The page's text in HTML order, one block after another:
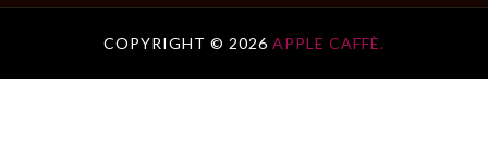
COPYRIGHT © 2026 APPLE CAFFÈ.